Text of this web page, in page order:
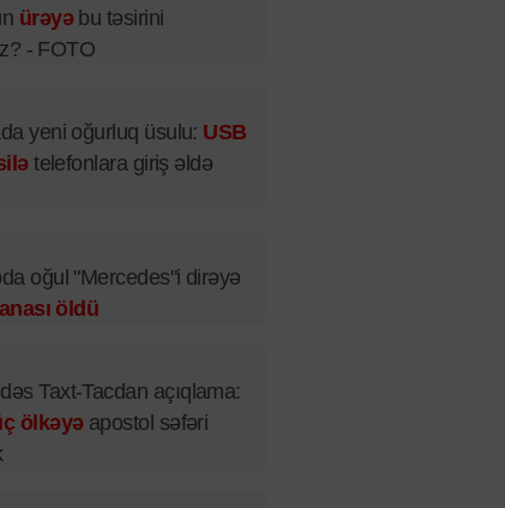
ürəyəbu təsirini
- FOTO
yeni oğurluq üsulu: USB
telefonlara giriş əldə
oğul "Mercedes"i dirəyə
anası öldü
Taxt-Tacdan açıqlama:
ölkəyəapostol səfəri